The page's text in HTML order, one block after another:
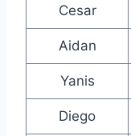
Cesar
Aidan
Yanis
Diego